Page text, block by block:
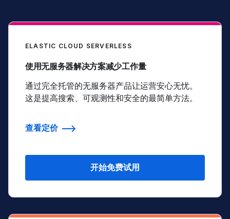
ELASTIC CLOUD SERVERLESS
使用无服务器解决方案减少工作量
通过完全托管的无服务器产品让运营安心无忧。
这是提高搜索、可观测性和安全的最简单方法。
查看定价
开始免费试用